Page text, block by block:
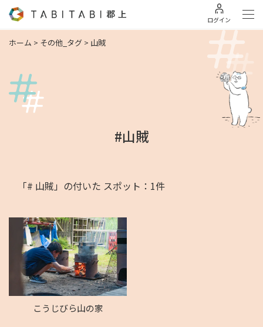
ログイン
ホーム > その他_タグ > 山賊
#山賊
「# 山賊」の付いた スポット：1件
こうじびら山の家